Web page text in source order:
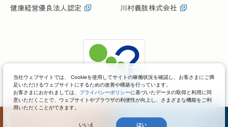
健康経営優良法人認定
川村義肢株式会社
当社ウェブサイトでは、 Cookieを使用してサイトの稼働状況を確認し、お客さまにご満
足いただけるウェブサイトにするための改善や構築を行っています。
お客さまにおかれましては、 プライバシーポリシーに基づいたデータの取得と利用に同
意いただくことで、ウェブサイトやブラウザの利便性が向上し、さまざまな機能をご利
用いただくことができます。
いいえ はい